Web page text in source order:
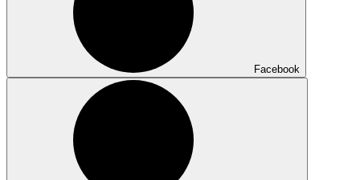
Facebook